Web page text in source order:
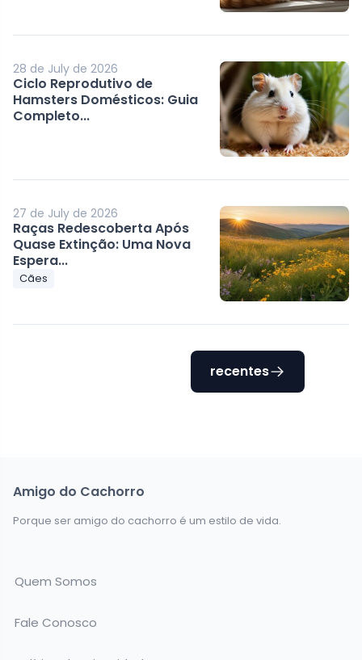
28 de July de 2026
Ciclo Reprodutivo de
Hamsters Domésticos: Guia
Completo...
27 de July de 2026
Raças Redescoberta Após
Quase Extinção: Uma Nova
Espera...
Cães
recentes
Amigo do Cachorro
Porque ser amigo do cachorro é um estilo de vida.
Quem Somos
Fale Conosco